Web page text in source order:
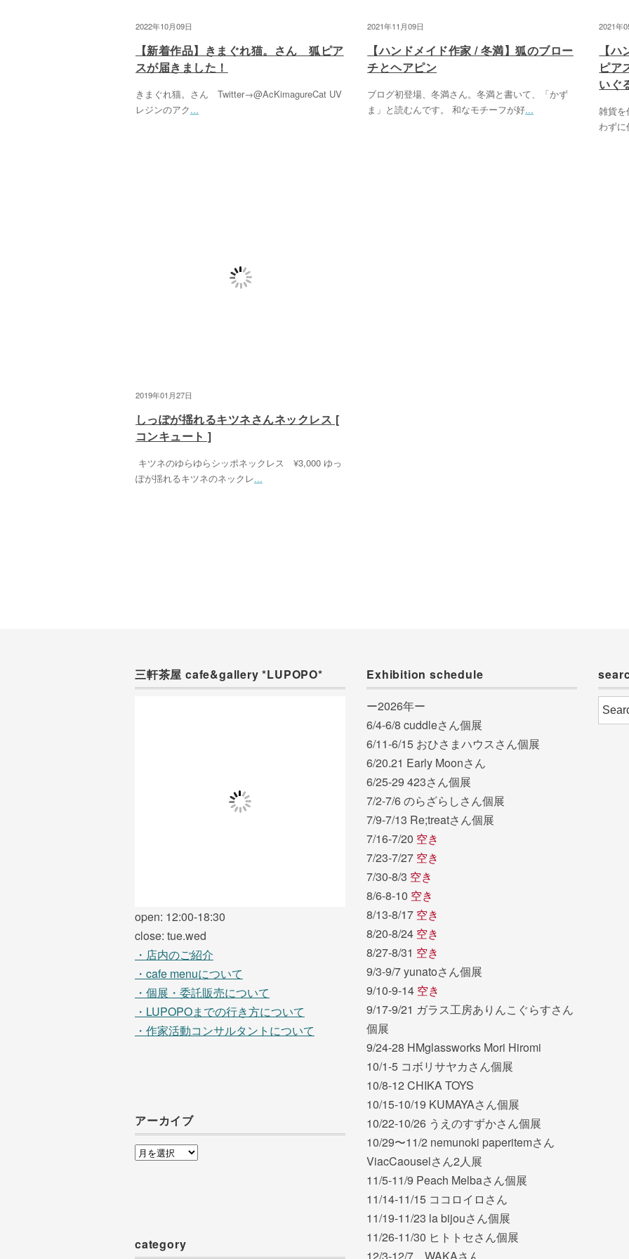
2022年10月09日
【新着作品】きまぐれ猫。さん 狐ピア
スが届きました！
きまぐれ猫。さん Twitter→@AcKimagureCat UV
レジンのアク...
2021年11月09日
【ハンドメイド作家 / 冬満】狐のブロー
チとヘアピン
ブログ初登場、冬満さん。冬満と書いて、「かず
ま」と読むんです。 和なモチーフが好...
2021年
【
ピア
いぐ
雑貨
わず
2019年01月27日
しっぽが揺れるキツネさんネックレス [
コンキュート ]
キツネのゆらゆらシッポネックレス ¥3,000 ゆっ
ぽが揺れるキツネのネックレ...
三軒茶屋 cafe&gallery *LUPOPO*
open: 12:00-18:30
close: tue.wed
・店内のご紹介
・cafe menuについて
・個展・委託販売について
・LUPOPOまでの行き方について
・作家活動コンサルタントについて
アーカイブ
ア
category
Exhibition schedule
ー2026年ー
6/4-6/8 cuddleさん個展
6/11-6/15 おひさまハウスさん個展
6/20.21 Early Moonさん
6/25-29 423さん個展
7/2-7/6 のらざらしさん個展
7/9-7/13 Re;treatさん個展
7/16-7/20 空き
7/23-7/27 空き
7/30-8/3 空き
8/6-8-10 空き
8/13-8/17 空き
8/20-8/24 空き
8/27-8/31 空き
9/3-9/7 yunatoさん個展
9/10-9-14 空き
9/17-9/21 ガラス工房ありんこぐらすさん
個展
9/24-28 HMglassworks Mori Hiromi
10/1-5 コボリサヤカさん個展
10/8-12 CHIKA TOYS
10/15-10/19 KUMAYAさん個展
10/22-10/26 うえのすずかさん個展
10/29〜11/2 nemunoki paperitemさん
ViacCaouselさん2人展
11/5-11/9 Peach Melbaさん個展
11/14-11/15 ココロイロさん
11/19-11/23 la bijouさん個展
11/26-11/30 ヒトトセさん個展